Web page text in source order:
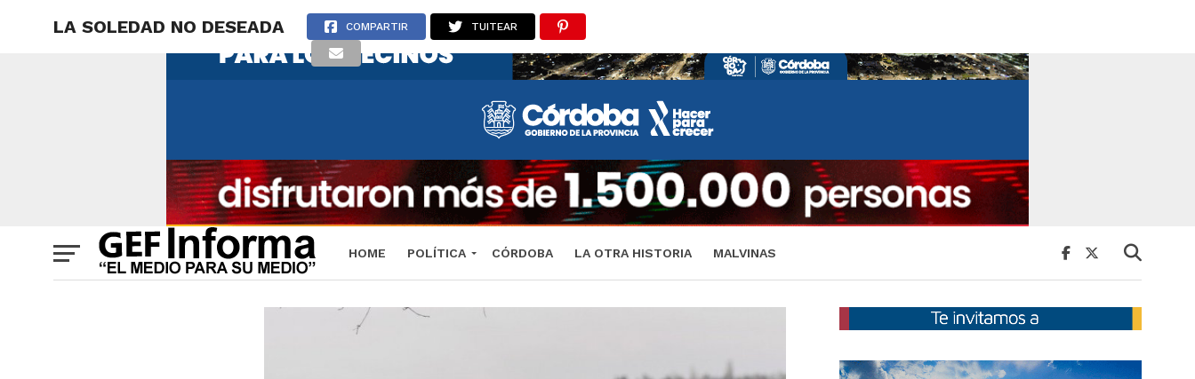
HOME POLÍTICA CÓRDOBA LA OTRA HISTORIA MALVINAS
LA SOLEDAD NO DESEADA COMPARTIR TUITEAR